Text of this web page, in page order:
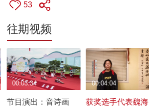
53
往期视频
节目演出：音诗画
00:03:34
获奖选手代表魏海
00:04:04